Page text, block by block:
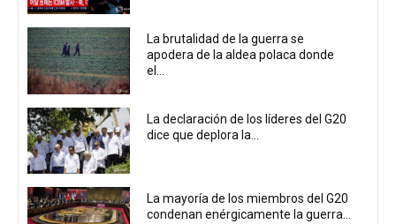
La brutalidad de la guerra se
apodera de la aldea polaca donde
el...
La declaración de los líderes del G20
dice que deplora la...
La mayoría de los miembros del G20
condenan enérgicamente la guerra...